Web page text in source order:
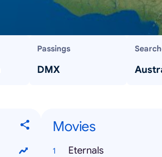
Passings
DMX
Movies
Eternals